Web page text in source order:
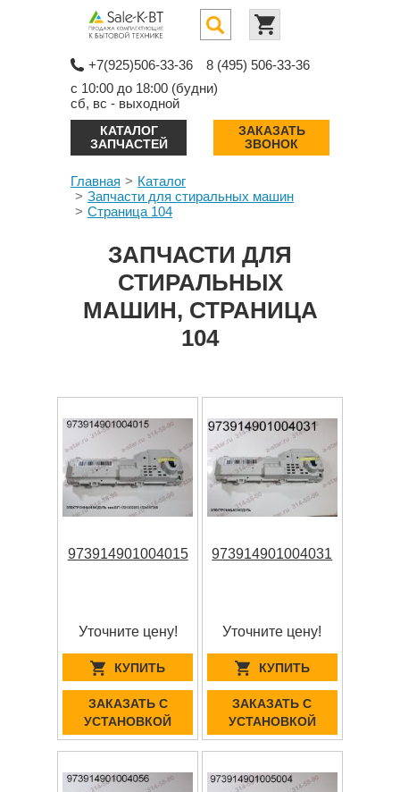
+7(925)506-33-36
8 (495) 506-33-36
с 10:00 до 18:00 (будни)
сб, вс - выходной
КАТАЛОГ
ЗАПЧАСТЕЙ
ЗАКАЗАТЬ
ЗВОНОК
Главная
Каталог
Запчасти для стиральных машин
Страница 104
ЗАПЧАСТИ ДЛЯ
СТИРАЛЬНЫХ
МАШИН, СТРАНИЦА
104
973914901004015
Уточните цену!
КУПИТЬ
ЗАКАЗАТЬ С
УСТАНОВКОЙ
973914901004031
Уточните цену!
КУПИТЬ
ЗАКАЗАТЬ С
УСТАНОВКОЙ